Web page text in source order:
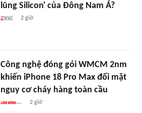
lũng Silicon' của Đông Nam Á?
2 giờ
Công nghệ đóng gói WMCM 2nm
khiến iPhone 18 Pro Max đối mặt
nguy cơ cháy hàng toàn cầu
2 giờ